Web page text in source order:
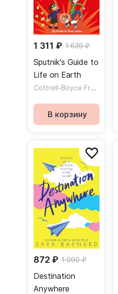
1 311 ₽ 1 639 ₽
Sputnik's Guide to
Life on Earth
Cottrell-Boyce Frank
В корзину
872 ₽ 1 090 ₽
Destination
Anywhere